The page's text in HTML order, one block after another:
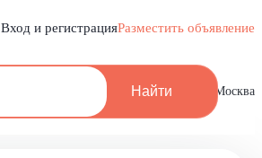
Вход и регистрацияРазместить объявление
Найти Москва